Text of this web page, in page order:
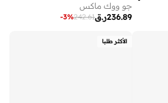
جو ووك ماكس
ر.ق236.89
242.61
-3%
الأكثر طلبا